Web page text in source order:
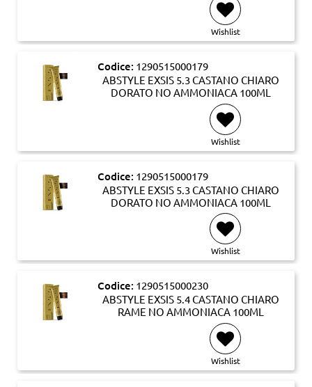
Wishlist
Codice: 1290515000179
ABSTYLE EXSIS 5.3 CASTANO CHIARO
DORATO NO AMMONIACA 100ML
Wishlist
Codice: 1290515000179
ABSTYLE EXSIS 5.3 CASTANO CHIARO
DORATO NO AMMONIACA 100ML
Wishlist
Codice: 1290515000230
ABSTYLE EXSIS 5.4 CASTANO CHIARO
RAME NO AMMONIACA 100ML
Wishlist